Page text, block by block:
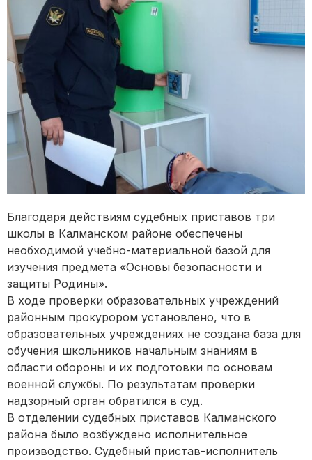
Благодаря действиям судебных приставов три
школы в Калманском районе обеспечены
необходимой учебно-материальной базой для
изучения предмета «Основы безопасности и
защиты Родины».
В ходе проверки образовательных учреждений
районным прокурором установлено, что в
образовательных учреждениях не создана база для
обучения школьников начальным знаниям в
области обороны и их подготовки по основам
военной службы. По результатам проверки
надзорный орган обратился в суд.
В отделении судебных приставов Калманского
района было возбуждено исполнительное
производство. Судебный пристав-исполнитель